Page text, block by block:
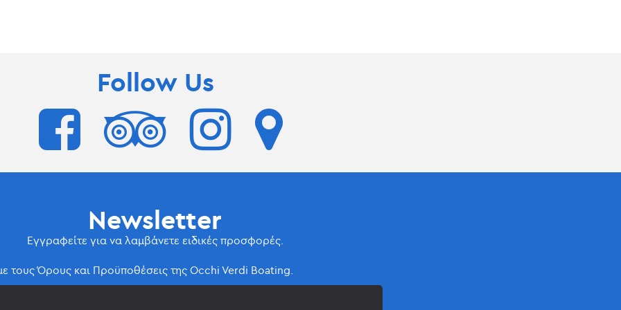
Follow Us
Newsletter
Εγγραφείτε για να λαμβάνετε ειδικές προσφορές.
τους Όρους και Προϋποθέσεις της Occhi Verdi Boating.